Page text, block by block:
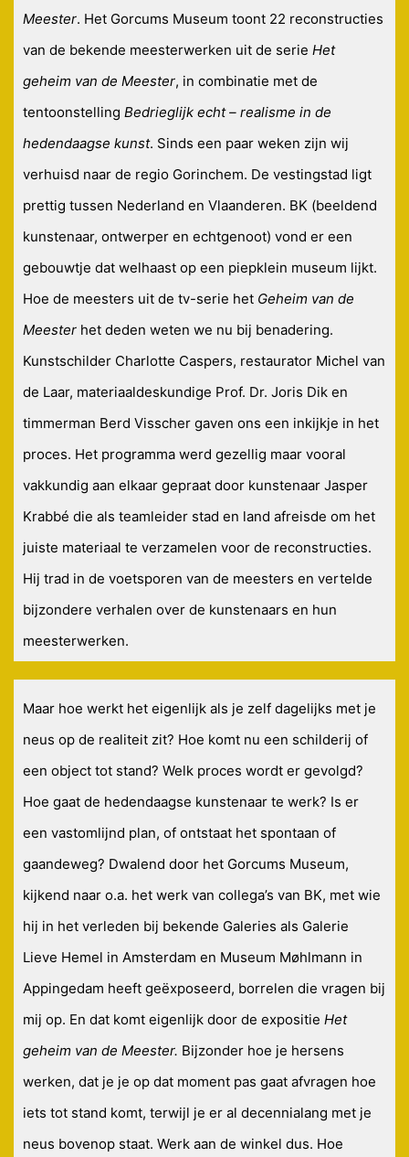
Meester. Het Gorcums Museum toont 22 reconstructies
van de bekende meesterwerken uit de serie Het
geheim van de Meester, in combinatie met de
tentoonstelling Bedrieglijk echt – realisme in de
hedendaagse kunst. Sinds een paar weken zijn wij
verhuisd naar de regio Gorinchem. De vestingstad ligt
prettig tussen Nederland en Vlaanderen. BK (beeldend
kunstenaar, ontwerper en echtgenoot) vond er een
gebouwtje dat welhaast op een piepklein museum lijkt.
Hoe de meesters uit de tv-serie het Geheim van de
Meester het deden weten we nu bij benadering.
Kunstschilder Charlotte Caspers, restaurator Michel van
de Laar, materiaaldeskundige Prof. Dr. Joris Dik en
timmerman Berd Visscher gaven ons een inkijkje in het
proces. Het programma werd gezellig maar vooral
vakkundig aan elkaar gepraat door kunstenaar Jasper
Krabbé die als teamleider stad en land afreisde om het
juiste materiaal te verzamelen voor de reconstructies.
Hij trad in de voetsporen van de meesters en vertelde
bijzondere verhalen over de kunstenaars en hun
meesterwerken.
Maar hoe werkt het eigenlijk als je zelf dagelijks met je
neus op de realiteit zit? Hoe komt nu een schilderij of
een object tot stand? Welk proces wordt er gevolgd?
Hoe gaat de hedendaagse kunstenaar te werk? Is er
een vastomlijnd plan, of ontstaat het spontaan of
gaandeweg? Dwalend door het Gorcums Museum,
kijkend naar o.a. het werk van collega’s van BK, met wie
hij in het verleden bij bekende Galeries als Galerie
Lieve Hemel in Amsterdam en Museum Møhlmann in
Appingedam heeft geëxposeerd, borrelen die vragen bij
mij op. En dat komt eigenlijk door de expositie Het
geheim van de Meester. Bijzonder hoe je hersens
werken, dat je je op dat moment pas gaat afvragen hoe
iets tot stand komt, terwijl je er al decennialang met je
neus bovenop staat. Werk aan de winkel dus. Hoe